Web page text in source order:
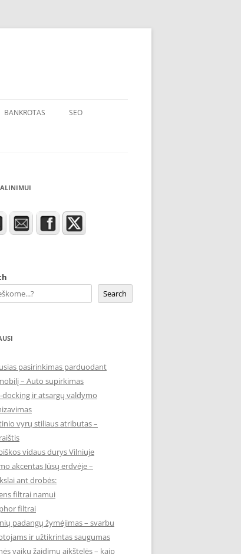
BANKROTAS SEO
Search
pasirinkimas parduodant
– Auto supirkimas
docking ir atsargų valdymo
vyrų stiliaus atributas –
vidaus durys Vilniuje
akcentas Jūsų erdvėje –
ant drobės:
filtrai namui
filtrai
padangų žymėjimas – svarbu
ir užtikrintas saugumas
vaikų žaidimų aikštelės – kaip